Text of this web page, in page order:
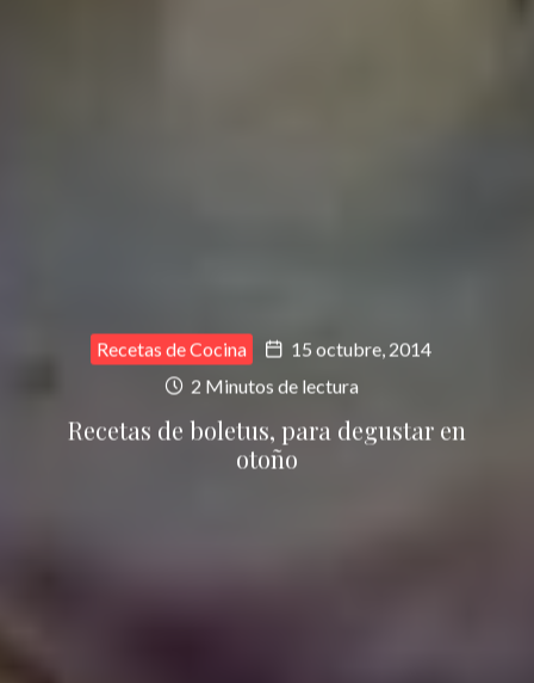
Recetas de Cocina
15 octubre, 2014
2 Minutos de lectura
Recetas de boletus, para degustar en
otoño